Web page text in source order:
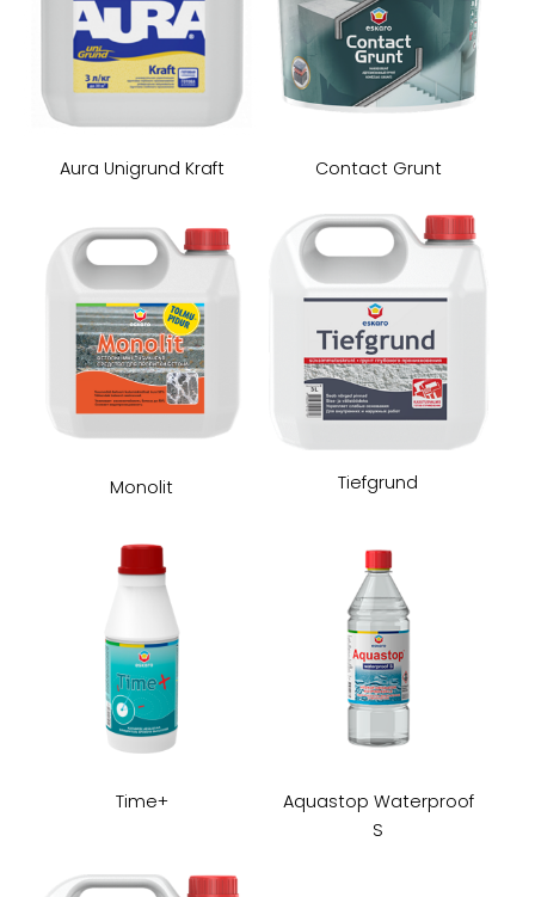
​Aura Unigrund Kraft ​Contact Grunt
​Monolit ​Tiefgrund
Time+
Aquastop Waterproof
S